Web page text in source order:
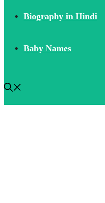
Biography in Hindi
Baby Names